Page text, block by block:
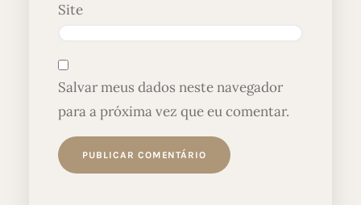
Site
Salvar meus dados neste navegador
para a próxima vez que eu comentar.